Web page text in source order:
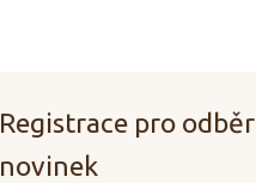
Registrace pro odběr
novinek